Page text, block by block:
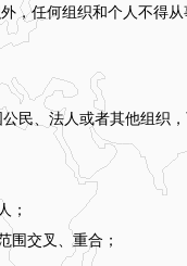
任何组织和个人不得从
民、法人或者其他组织
；
交叉、重合；